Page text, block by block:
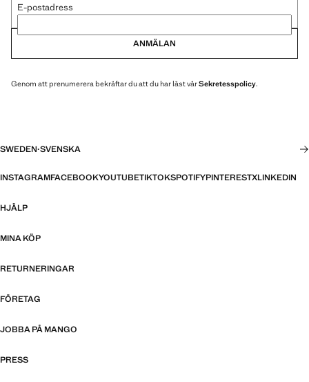
E-postadress
ANMÄLAN
Genom att prenumerera bekräftar du att du har läst vårSekretesspolicy.
SWEDEN·SVENSKA
INSTAGRAMFACEBOOKYOUTUBETIKTOKSPOTIFYPINTERESTXLINKEDIN
HJÄLP
MINA KÖP
RETURNERINGAR
FÖRETAG
JOBBA PÅ MANGO
PRESS